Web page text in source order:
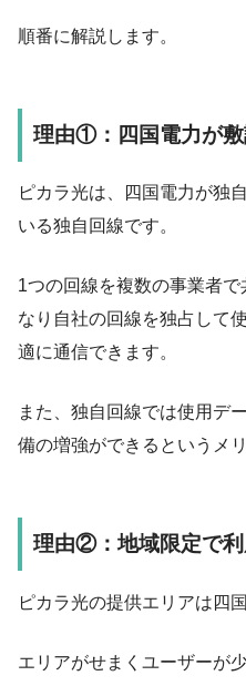
順番に解説します。
理由①：四国電力が
ピカラ光は、 四国電力が独
いる独自回線です。
1つの回線を複数の事業者
なり自社の回線を独占して
適に通信できます。
また、独自回線では使用デ
備の増強ができるというメ
理由②：地域限定で
ピカラ光の提供エリアは 四
エリアがせまくユーザーが